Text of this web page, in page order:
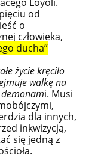
od
o
człowieka,
ducha”
życie kręciło
walkę na
i. Musi
dla innych,
inkwizycją,
się jedną z